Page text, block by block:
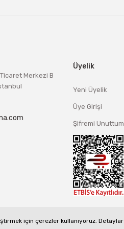
için çerezler kullanıyoruz. Detaylar
Merkezi B
Üyelik
Yeni Üyelik
Üye Girişi
Şifremi Unuttum